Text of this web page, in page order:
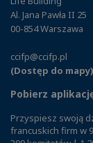
Al. Jana Pawła II 25
00-854 Warszawa
ccifp@ccifp.pl
(Dostęp do mapy)
Pobierz
Przyspiesz swoją
francuskich firm w